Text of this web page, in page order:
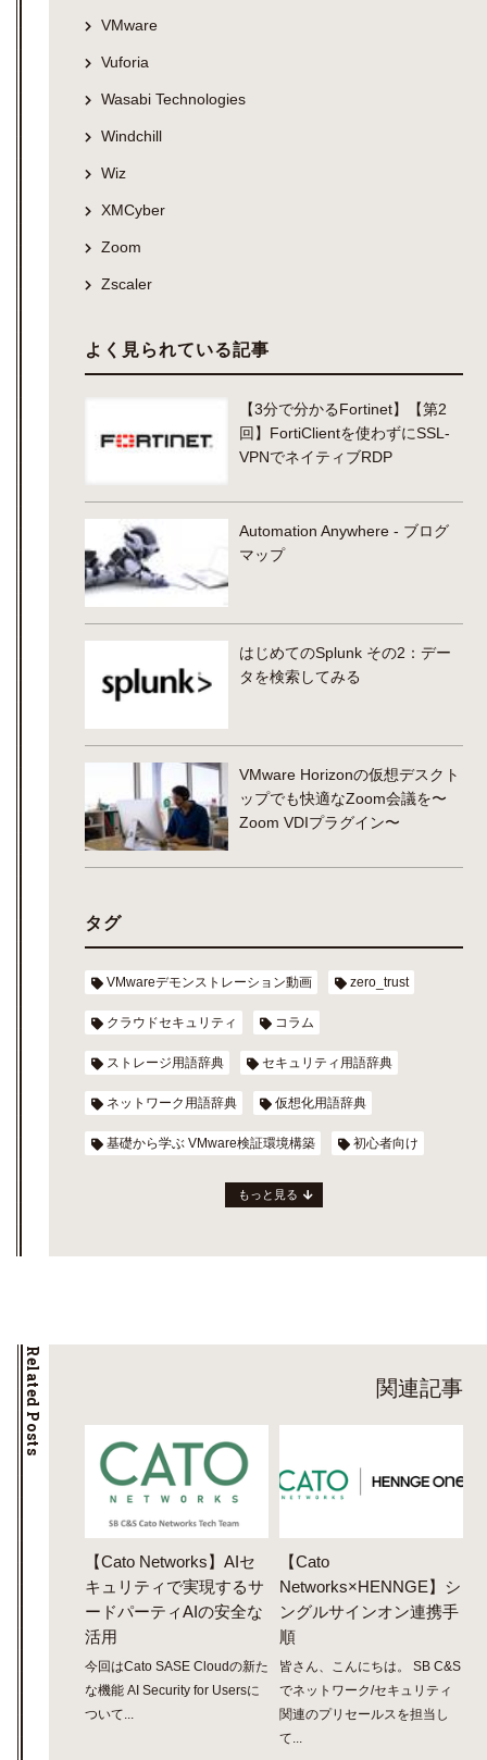
VMware
Vuforia
Wasabi Technologies
Windchill
Wiz
XMCyber
Zoom
Zscaler
よく見られている記事
【3分で分かるFortinet】【第2
回】FortiClientを使わずにSSL-
VPNでネイティブRDP
Automation Anywhere - ブログ
マップ
はじめてのSplunk その2：デー
タを検索してみる
VMware Horizonの仮想デスクト
ップでも快適なZoom会議を〜
Zoom VDIプラグイン〜
タグ
VMwareデモンストレーション動画 zero_trust
クラウドセキュリティ コラム
ストレージ用語辞典 セキュリティ用語辞典
ネットワーク用語辞典 仮想化用語辞典
基礎から学ぶ VMware検証環境構築 初心者向け
もっと見る
Related Posts 関連記事
【Cato Networks】AIセ
キュリティで実現するサ
ードパーティAIの安全な
活用
今回はCato SASE Cloudの新た
な機能 AI Security for Usersに
ついて...
【Cato
Networks×HENNGE】シ
ングルサインオン連携手
順
皆さん、こんにちは。 SB C&S
でネットワーク/セキュリティ
関連のプリセールスを担当し
て...